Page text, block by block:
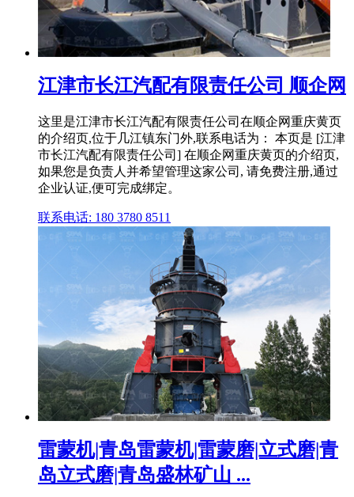
江津市长江汽配有限责任公司 顺企网
这里是江津市长江汽配有限责任公司在顺企网重庆黄页
的介绍页,位于几江镇东门外,联系电话为： 本页是 [江津
市长江汽配有限责任公司] 在顺企网重庆黄页的介绍页,
如果您是负责人并希望管理这家公司, 请免费注册,通过
企业认证,便可完成绑定。
联系电话: 180 3780 8511
雷蒙机|青岛雷蒙机|雷蒙磨|立式磨|青
岛立式磨|青岛盛林矿山 ...